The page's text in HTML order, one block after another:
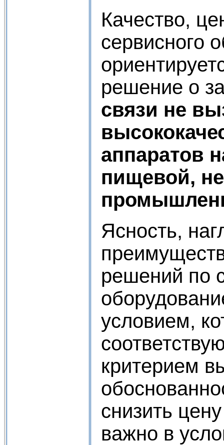
Качество,
сервисного
решение о
связи не
аппаратов
пищевой,
Ясность,
решений по
условием,
критерием
снизить
важно в